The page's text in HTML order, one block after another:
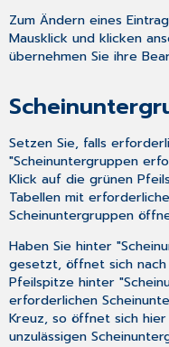
Zum Ändern eines
Mausklick und klicken
übernehmen Sie ihre
Setzen Sie, falls
"Scheinuntergruppen
Klick auf die grünen
Tabellen mit
Scheinuntergruppen
Haben Sie hinter
gesetzt, öffnet sich
Pfeilspitze hinter
erforderlichen
Kreuz, so öffnet sich
unzulässigen